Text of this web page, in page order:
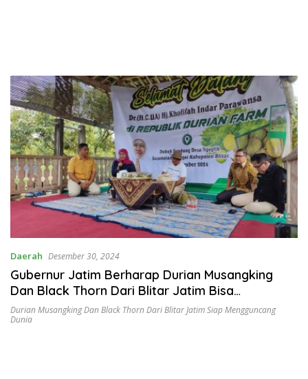
Daerah Desember 30, 2024
Gubernur Jatim Berharap Durian Musangking
Dan Black Thorn Dari Blitar Jatim Bisa
mengguncang Dunia
Durian Musangking Dan Black Thorn Dari Blitar Jatim Siap Mengguncang
Dunia